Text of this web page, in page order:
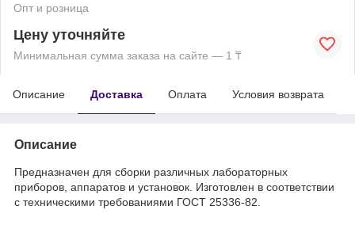
Опт и розница
Цену уточняйте
Минимальная сумма заказа на сайте — 1 ₸
Описание Доставка Оплата Условия возврата
Описание
Предназначен для сборки различных лабораторных
приборов, аппаратов и установок. Изготовлен в соответствии
с техническими требованиями ГОСТ 25336-82.